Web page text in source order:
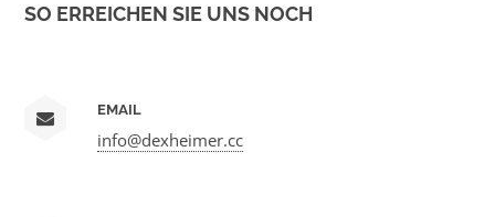
SO ERREICHEN SIE UNS NOCH
EMAIL
info@dexheimer.cc